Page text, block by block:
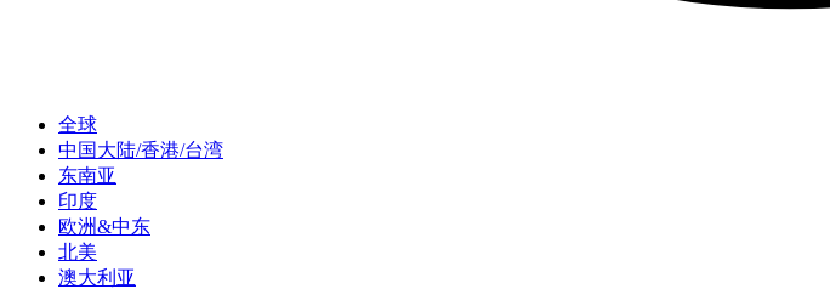
全球
中国大陆/香港/台湾
东南亚
印度
欧洲&中东
北美
澳大利亚